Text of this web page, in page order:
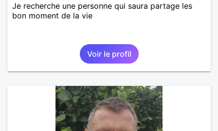
Je recherche une personne qui saura partage les
bon moment de la vie
Voir le profil